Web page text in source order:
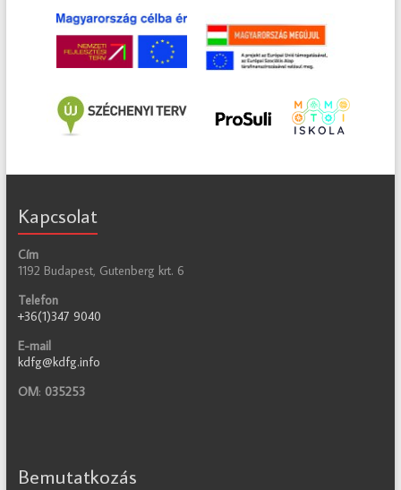
Kapcsolat
Cím
1192 Budapest, Gutenberg krt. 6
Telefon
+36(1)347 9040
E-mail
kdfg@kdfg.info
OM: 035253
Bemutatkozás